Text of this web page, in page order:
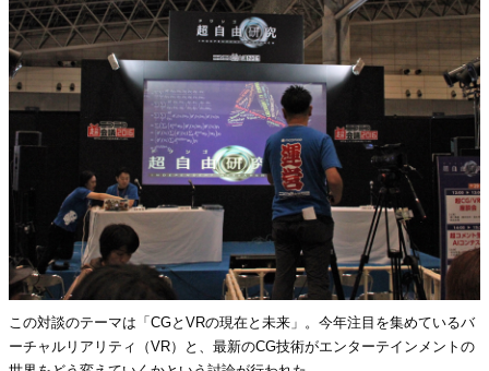
この対談のテーマは「CGとVRの現在と未来」。今年注目を集めているバ
ーチャルリアリティ（VR）と、最新のCG技術がエンターテインメントの